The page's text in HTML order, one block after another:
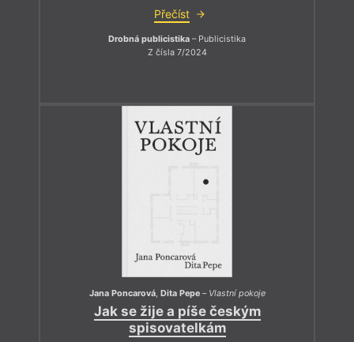
Přečíst
Drobná publicistika – Publicistika
Z čísla 7/2024
Jana Poncarová, Dita Pepe– Vlastní pokoje
Jak se žije a píše českým
spisovatelkám